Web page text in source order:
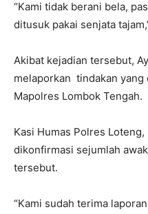
“Kami tidak berani bela,
ditusuk pakai senjata
Akibat kejadian tersebut,
melaporkan tindakan yang
Mapolres Lombok Tengah.
Kasi Humas Polres
dikonfirmasi sejumlah
tersebut.
“Kami sudah terima